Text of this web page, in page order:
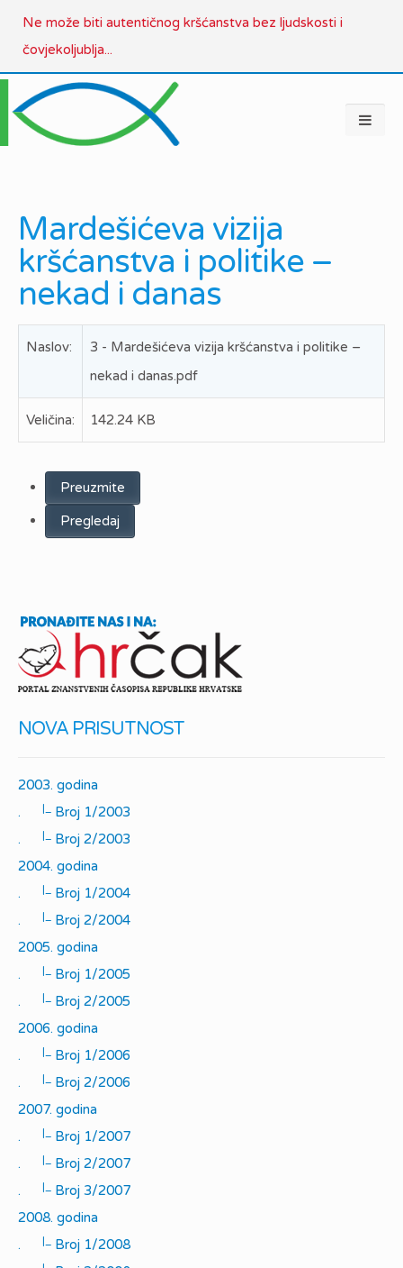
Ne može biti autentičnog kršćanstva bez ljudskosti i
čovjekoljublja...
Mardešićeva vizija
kršćanstva i politike –
nekad i danas
Naslov:
3 - Mardešićeva vizija kršćanstva i politike –
nekad i danas.pdf
Veličina: 142.24 KB
Preuzmite
Pregledaj
NOVA PRISUTNOST
2003. godina
.
|_
Broj 1/2003
.
|_
Broj 2/2003
2004. godina
.
|_
Broj 1/2004
.
|_
Broj 2/2004
2005. godina
.
|_
Broj 1/2005
.
|_
Broj 2/2005
2006. godina
.
|_
Broj 1/2006
.
|_
Broj 2/2006
2007. godina
.
|_
Broj 1/2007
.
|_
Broj 2/2007
.
|_
Broj 3/2007
2008. godina
.
|_
Broj 1/2008